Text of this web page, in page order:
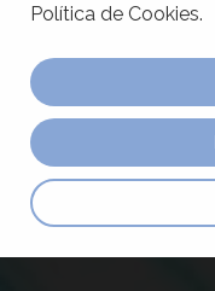
Política de Cookies.